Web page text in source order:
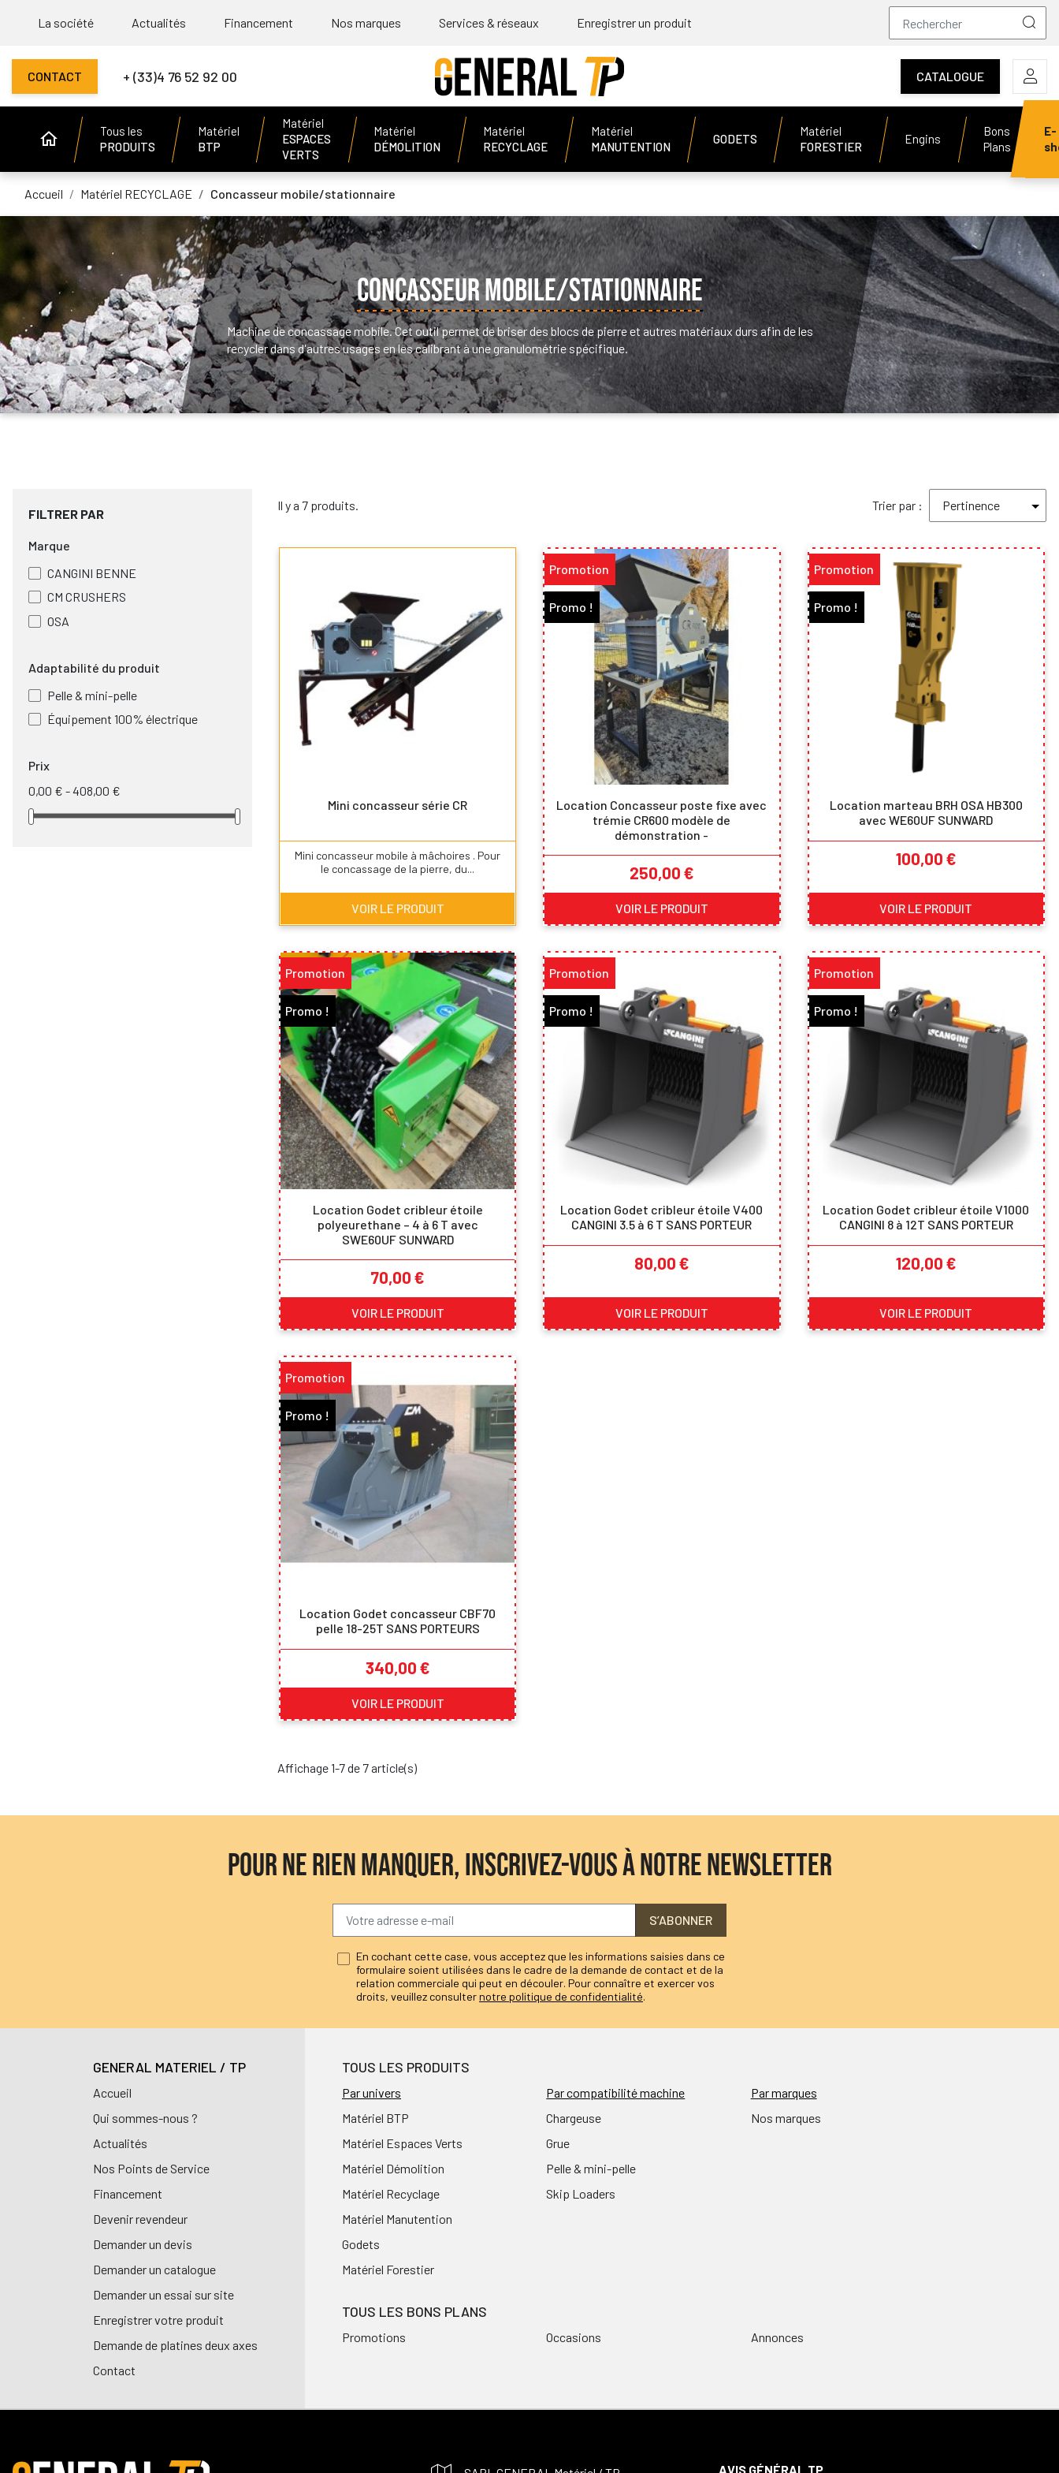
La société Actualités Financement Nos marques Services & réseaux Enregistrer un produit
CONTACT + (33)4 76 52 92 00 CATALOGUE
Tous les
PRODUITS
Matériel
BTP
Matériel
ESPACES
VERTS
Matériel
DÉMOLITION
Matériel
RECYCLAGE
Matériel
MANUTENTION
GODETS
Matériel
FORESTIER
Engins
Bons
Plans
E-
Accueil Matériel RECYCLAGE Concasseur mobile/stationnaire
CONCASSEUR MOBILE/STATIONNAIRE
Machine de concassage mobile. Cet outil permet de briser des blocs de pierre et autres matériaux durs afin de les
recycler dans d'autres usages en les calibrant à une granulométrie spécifique.
FILTRER PAR
Marque
CANGINI BENNE
CM CRUSHERS
OSA
Adaptabilité du produit
Pelle & mini-pelle
Équipement 100% électrique
Prix
0,00 € - 408,00 €
Il y a 7 produits. Trier par :
Mini concasseur série CR
Mini concasseur mobile à mâchoires . Pour
le concassage de la pierre, du...
VOIR LE PRODUIT
Location Concasseur poste fixe avec
trémie CR600 modèle de
démonstration -
Prix
250,00 €
VOIR LE PRODUIT
Promotion
Promo !
Location marteau BRH OSA HB300
avec WE60UF SUNWARD
Prix
100,00 €
VOIR LE PRODUIT
Promotion
Promo !
Location Godet cribleur étoile
polyeurethane – 4 à 6 T avec
SWE60UF SUNWARD
Prix
70,00 €
VOIR LE PRODUIT
Promotion
Promo !
Location Godet cribleur étoile V400
CANGINI 3.5 à 6 T SANS PORTEUR
Prix
80,00 €
VOIR LE PRODUIT
Promotion
Promo !
Location Godet cribleur étoile V1000
CANGINI 8 à 12T SANS PORTEUR
Prix
120,00 €
VOIR LE PRODUIT
Promotion
Promo !
Location Godet concasseur CBF70
pelle 18-25T SANS PORTEURS
Prix
340,00 €
VOIR LE PRODUIT
Promotion
Promo !
Affichage 1-7 de 7 article(s)
POUR NE RIEN MANQUER, INSCRIVEZ-VOUS À NOTRE NEWSLETTER
S’ABONNER
En cochant cette case, vous acceptez que les informations saisies dans ce
formulaire soient utilisées dans le cadre de la demande de contact et de la
relation commerciale qui peut en découler. Pour connaître et exercer vos
droits, veuillez consulternotre politique de confidentialité.
GENERAL MATERIEL / TP
Accueil
Qui sommes-nous ?
Actualités
Nos Points de Service
Financement
Devenir revendeur
Demander un devis
Demander un catalogue
Demander un essai sur site
Enregistrer votre produit
Demande de platines deux axes
Contact
TOUS LES PRODUITS
Par univers
Matériel BTP
Matériel Espaces Verts
Matériel Démolition
Matériel Recyclage
Matériel Manutention
Godets
Matériel Forestier
Par compatibilité machine
Chargeuse
Grue
Pelle & mini-pelle
Skip Loaders
Par marques
Nos marques
TOUS LES BONS PLANS
Promotions Occasions Annonces
AVIS GÉNÉRAL TP